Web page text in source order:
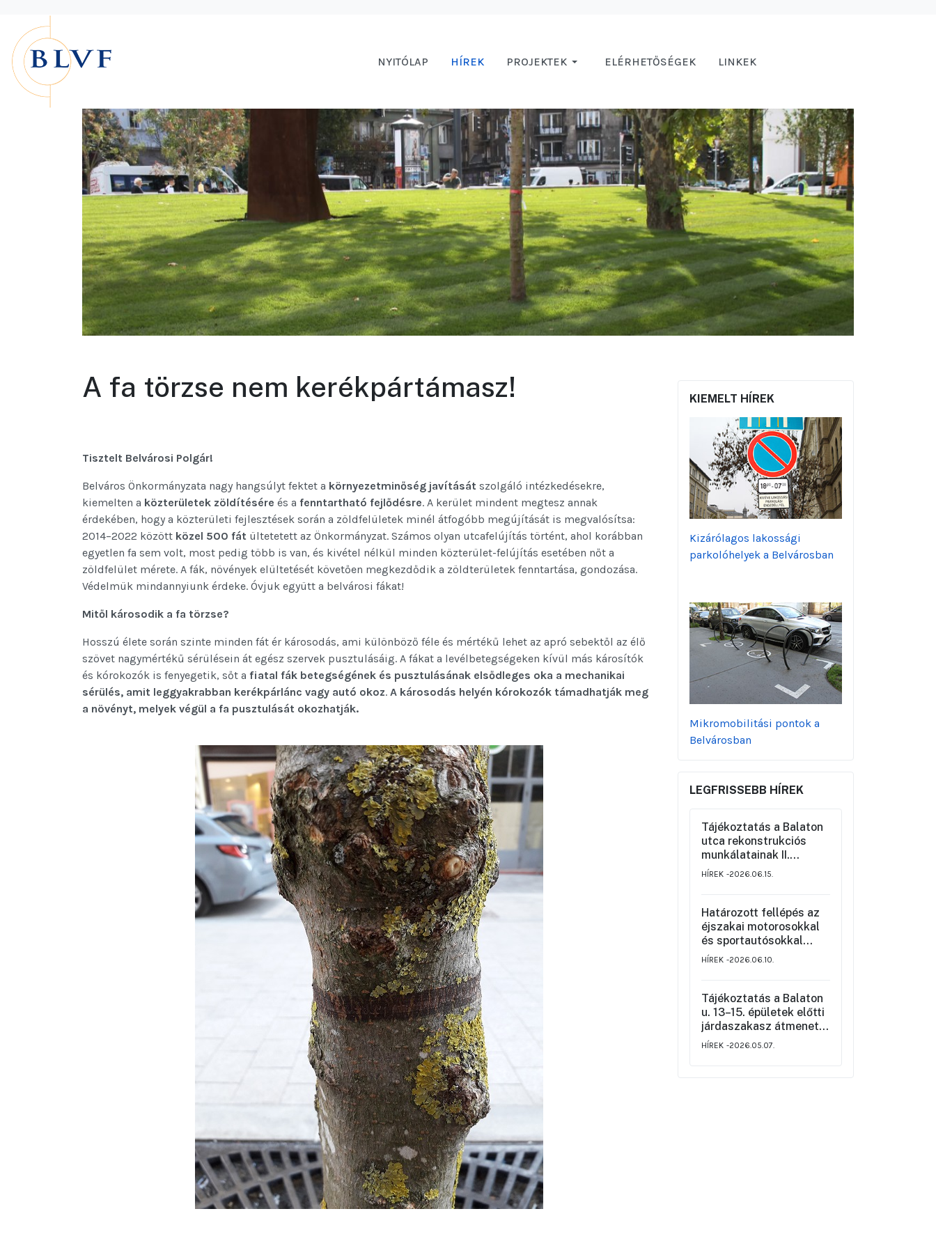
NYITÓLAP HÍREK PROJEKTEK ELÉRHETŐSÉGEK LINKEK
A fa törzse nem kerékpártámasz!
Tisztelt Belvárosi Polgár!
Belváros Önkormányzata nagy hangsúlyt fektet a környezetminőség javítását szolgáló intézkedésekre,
kiemelten a közterületek zöldítésére és a fenntartható fejlődésre. A kerület mindent megtesz annak
érdekében, hogy a közterületi fejlesztések során a zöldfelületek minél átfogóbb megújítását is megvalósítsa:
2014–2022 között közel 500 fát ültetetett az Önkormányzat. Számos olyan utcafelújítás történt, ahol korábban
egyetlen fa sem volt, most pedig több is van, és kivétel nélkül minden közterület-felújítás esetében nőt a
zöldfelület mérete. A fák, növények elültetését követően megkezdődik a zöldterületek fenntartása, gondozása.
Védelmük mindannyiunk érdeke. Óvjuk együtt a belvárosi fákat!
Mitől károsodik a fa törzse?
Hosszú élete során szinte minden fát ér károsodás, ami különböző féle és mértékű lehet az apró sebektől az élő
szövet nagymértékű sérülésein át egész szervek pusztulásáig. A fákat a levélbetegségeken kívül más károsítók
és kórokozók is fenyegetik, sőt a fiatal fák betegségének és pusztulásának elsődleges oka a mechanikai
sérülés, amit leggyakrabban kerékpárlánc vagy autó okoz. A károsodás helyén kórokozók támadhatják meg
a növényt, melyek végül a fa pusztulását okozhatják.
KIEMELT HÍREK
Kizárólagos lakossági
parkolóhelyek a Belvárosban
Mikromobilitási pontok a
Belvárosban
LEGFRISSEBB HÍREK
Tájékoztatás a Balaton
utca rekonstrukciós
munkálatainak II.
üteméről a Szemere
valamint a környék
ideiglenes forgalmi
rendjéről
HÍREK 2026.06.15.
Határozott fellépés az
éjszakai motorosokkal
és sportautósokkal
szemben
HÍREK 2026.06.10.
Tájékoztatás a Balaton
u. 13–15. épületek előtti
járdaszakasz átmeneti
korlátozásáról
HÍREK 2026.05.07.